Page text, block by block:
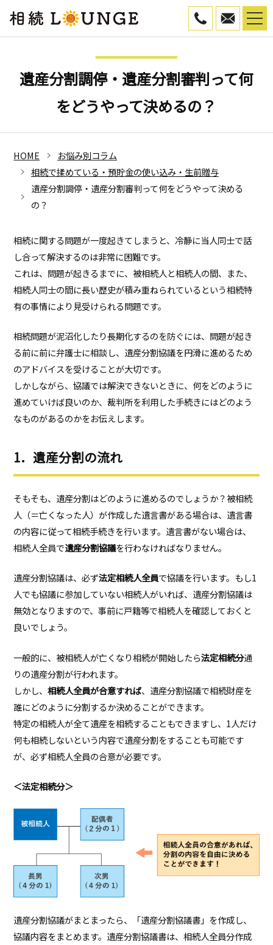
050-5799-
WEB
遺産分割調停・遺産分割審判って何
をどうやって決めるの？
HOME
お悩み別コラム
相続で揉めている・預貯金の使い込み・生前贈与
遺産分割調停・遺産分割審判って何をどうやって決める
の？
相続に関する問題が一度起きてしまうと、冷静に当人同士で話
し合って解決するのは非常に困難です。
これは、問題が起きるまでに、被相続人と相続人の間、また、
相続人同士の間に長い歴史が積み重ねられているという相続特
有の事情により見受けられる問題です。
相続問題が泥沼化したり長期化するのを防ぐには、問題が起き
る前に前に弁護士に相談し、遺産分割協議を円滑に進めるため
のアドバイスを受けることが大切です。
しかしながら、協議では解決できないときに、何をどのように
進めていけば良いのか、裁判所を利用した手続きにはどのよう
なものがあるのかをお伝えします。
1．遺産分割の流れ
そもそも、遺産分割はどのように進めるのでしょうか？被相続
人（＝亡くなった人）が作成した遺言書がある場合は、遺言書
の内容に従って相続手続きを行います。遺言書がない場合は、
相続人全員で遺産分割協議を行わなければなりません。
遺産分割協議は、必ず法定相続人全員で協議を行います。もし1
人でも協議に参加していない相続人がいれば、遺産分割協議は
無効となりますので、事前に戸籍等で相続人を確認しておくと
良いでしょう。
一般的に、被相続人が亡くなり相続が開始したら法定相続分通
りの遺産分割が行われます。
しかし、相続人全員が合意すれば、遺産分割協議で相続財産を
誰にどのように分割するか決めることができます。
特定の相続人が全て遺産を相続することもできますし、1人だけ
何も相続しないという内容で遺産分割をすることも可能です
が、必ず相続人全員の合意が必要です。
＜法定相続分＞
遺産分割協議がまとまったら、「遺産分割協議書」を作成し、
協議内容をまとめます。遺産分割協議書は、相続人全員分作成